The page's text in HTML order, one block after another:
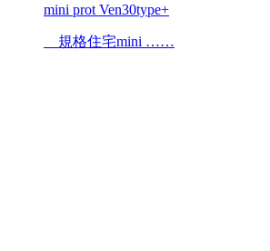
mini prot Ven30type+
規格住宅mini ……